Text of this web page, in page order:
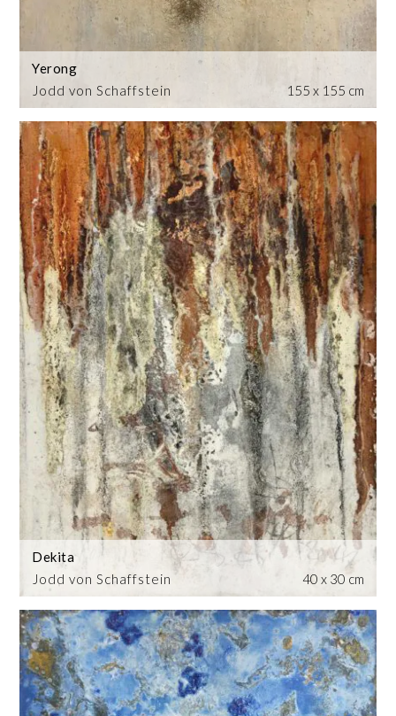
Jodd von Schaffstein
Yerong
155 x 155 cm
Jodd von Schaffstein
Dekita
40 x 30 cm